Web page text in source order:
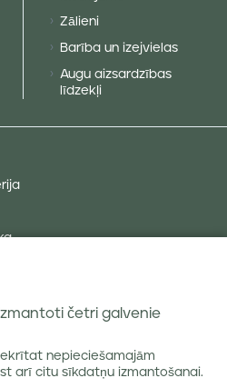
Zālieni
Barība un izejvielas
Augu aizsardzības
līdzekļi
četri galvenie
nepieciešamajām
arī citu sīkdatņu izmantošanai.